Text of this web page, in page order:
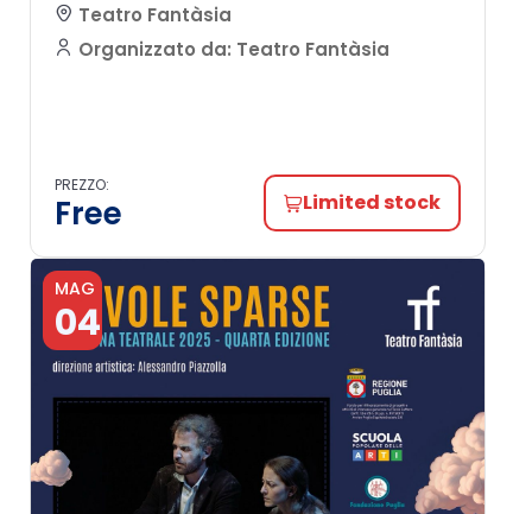
Teatro Fantàsia
Organizzato da: Teatro Fantàsia
PREZZO:
Free Limited stock
MAG
04